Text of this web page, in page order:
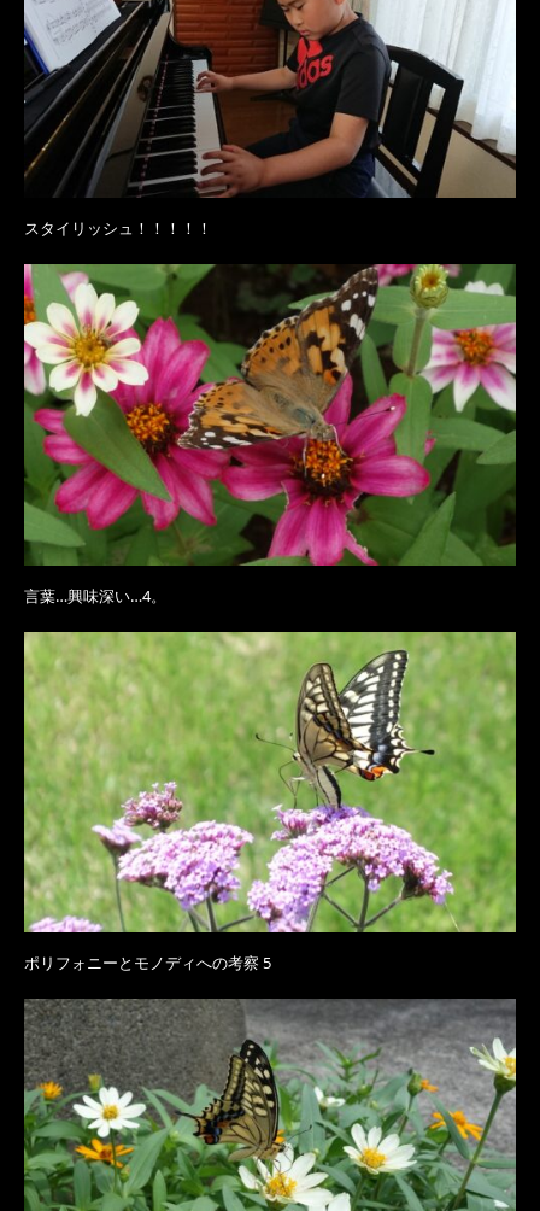
スタイリッシュ！！！！！
言葉…興味深い…4。
ポリフォニーとモノディへの考察 5